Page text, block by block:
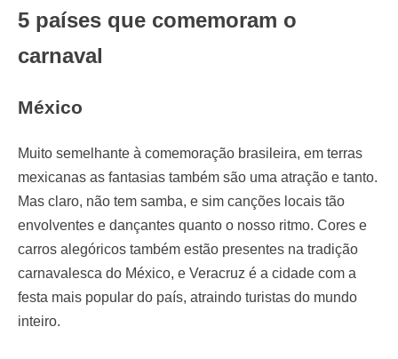
5 países que comemoram o
carnaval
México
Muito semelhante à comemoração brasileira, em terras
mexicanas as fantasias também são uma atração e tanto.
Mas claro, não tem samba, e sim canções locais tão
envolventes e dançantes quanto o nosso ritmo. Cores e
carros alegóricos também estão presentes na tradição
carnavalesca do México, e Veracruz é a cidade com a
festa mais popular do país, atraindo turistas do mundo
inteiro.